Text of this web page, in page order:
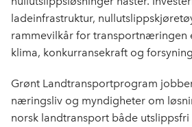
ladeinfrastruktur,
rammevilkår for transportnæringen
klima, konkurransekraft og
Grønt Landtransportprogram
næringsliv og myndigheter om
norsk landtransport både